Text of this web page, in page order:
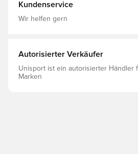
Kundenservice
Wir helfen gern
Autorisierter Verkäufer
Unisport ist ein autorisierter Händler
Marken